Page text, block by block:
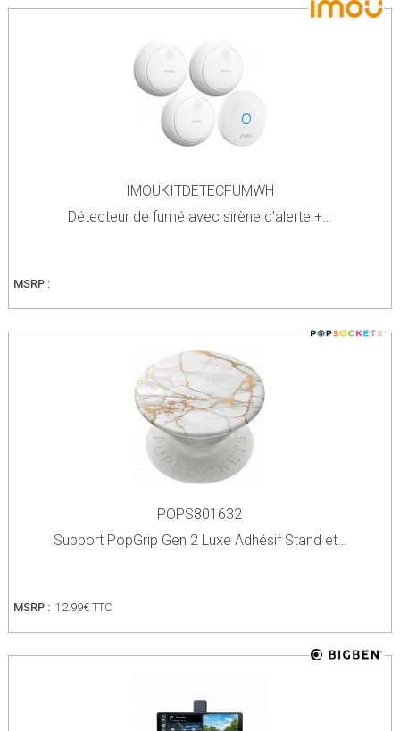
IMOUKITDETECFUMWH
Détecteur de fumé avec sirène d'alerte +…
MSRP :
POPS801632
Support PopGrip Gen 2 Luxe Adhésif Stand et…
MSRP : 12.99€ TTC